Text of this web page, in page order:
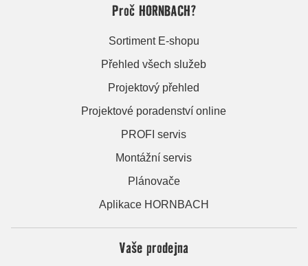
Proč HORNBACH?
Sortiment E-shopu
Přehled všech služeb
Projektový přehled
Projektové poradenství online
PROFI servis
Montážní servis
Plánovače
Aplikace HORNBACH
Vaše prodejna